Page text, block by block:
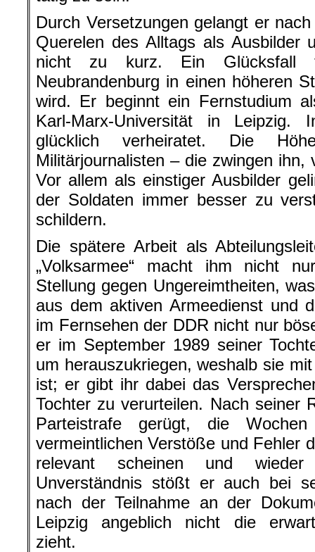
Durch Versetzungen gelangt er
Querelen des Alltags als Ausbilder
nicht zu kurz. Ein
Neubrandenburg in einen höheren
wird. Er beginnt ein Fernstudium
Karl-Marx-Universität in Leipzig.
glücklich verheiratet. Die
Militärjournalisten – die zwingen ihn,
Vor allem als einstiger Ausbilder
der Soldaten immer besser zu
schildern.
Die spätere Arbeit als
„Volksarmee“ macht ihm nicht
Stellung gegen Ungereimtheiten,
aus dem aktiven Armeedienst und
im Fernsehen der DDR nicht nur
er im September 1989 seiner
um herauszukriegen, weshalb sie
ist; er gibt ihr dabei das
Tochter zu verurteilen. Nach seiner
Parteistrafe gerügt, die
vermeintlichen Verstöße und Fehler
relevant scheinen und
Unverständnis stößt er auch bei
nach der Teilnahme an der
Leipzig angeblich nicht die
zieht.